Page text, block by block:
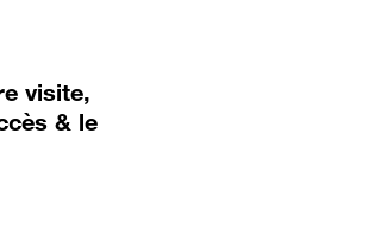
visite,
& le